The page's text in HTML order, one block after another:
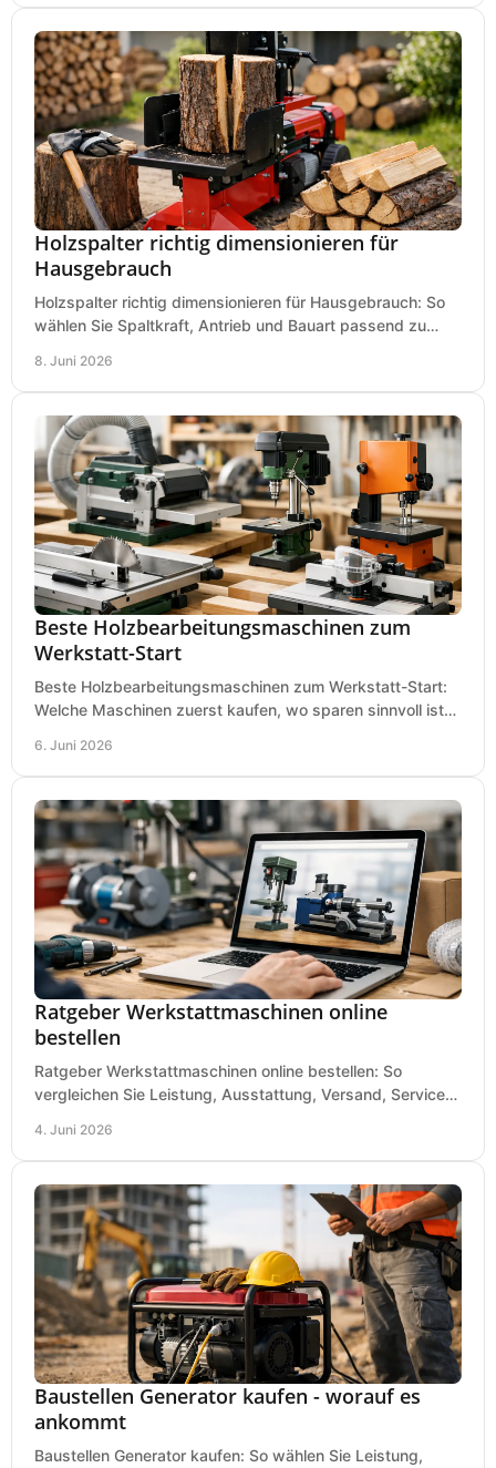
Holzspalter richtig dimensionieren für
Hausgebrauch
Holzspalter richtig dimensionieren für Hausgebrauch: So
wählen Sie Spaltkraft, Antrieb und Bauart passend zu
8. Juni 2026
Beste Holzbearbeitungsmaschinen zum
Werkstatt-Start
Beste Holzbearbeitungsmaschinen zum Werkstatt-Start:
Welche Maschinen zuerst kaufen, wo sparen sinnvoll ist
6. Juni 2026
Ratgeber Werkstattmaschinen online
bestellen
Ratgeber Werkstattmaschinen online bestellen: So
vergleichen Sie Leistung, Ausstattung, Versand, Service
4. Juni 2026
Baustellen Generator kaufen - worauf es
ankommt
Baustellen Generator kaufen: So wählen Sie Leistung,